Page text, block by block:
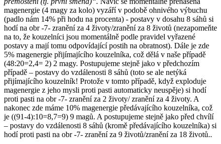
magenergie (4 magy za kolo) vyzáří v podobě ohnivého výbuchu
(padlo nám 14% při hodu na procenta) - postavy v dosahu 8 sáhů si
hodí na obr -7- zranění za 4 životy/zranění za 8 životů (nezapomeňte
na to, že kouzelníci jsou momentálně podle pravidel vyřazené
postavy a mají tomu odpovídající postih na obratnost). Dále je zde
5% magenergie přijímajícího kouzelníka, což dělá v naše případě
(48:20=2,4= 2) 2 magy. Postupujeme stejně jako v předchozím
případě – postavy do vzdálenosti 8 sáhů (toto se ale netýká
přijímajícího kouzelník! Protože v tomto případě, když exploduje
magenergie z jeho mysli proti pasti automaticky neuspěje) si hodí
proti pasti na obr -7- zranění za 2 životy/ zranění za 4 životy. A
nakonec zde máme 10% magenergie předávajícího kouzelníka, což
je ((91-4):10=8,7=9) 9 magů. A postupujeme stejně jako před chvílí
– postavy do vzdálenosti 8 sáhů (kromě předávajícího kouzelníka) si
hodí proti pasti na obr -7- zranění za 9 životů/zranění za 18 životů..